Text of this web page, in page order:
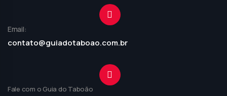
Email:
contato@guiadotaboao.com.br
Fale com o Guia do Taboão